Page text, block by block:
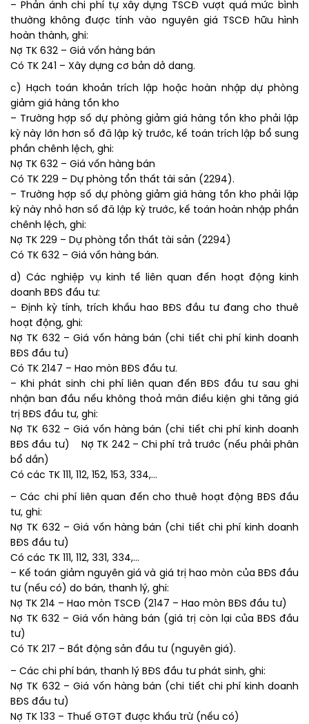
– Phản ánh chi phí tự xây dựng TSCĐ vượt quá mức bình
thường không được tính vào nguyên giá TSCĐ hữu hình
hoàn thành, ghi:
Nợ TK 632 – Giá vốn hàng bán
Có TK 241 – Xây dựng cơ bản dở dang.
c) Hạch toán khoản trích lập hoặc hoàn nhập dự phòng
giảm giá hàng tồn kho
– Trường hợp số dự phòng giảm giá hàng tồn kho phải lập
kỳ này lớn hơn số đã lập kỳ trước, kế toán trích lập bổ sung
phần chênh lệch, ghi:
Nợ TK 632 – Giá vốn hàng bán
Có TK 229 – Dự phòng tổn thất tài sản (2294).
– Trường hợp số dự phòng giảm giá hàng tồn kho phải lập
kỳ này nhỏ hơn số đã lập kỳ trước, kế toán hoàn nhập phần
chênh lệch, ghi:
Nợ TK 229 – Dự phòng tổn thất tài sản (2294)
Có TK 632 – Giá vốn hàng bán.
d) Các nghiệp vụ kinh tế liên quan đến hoạt động kinh
doanh BĐS đầu tư:
– Định kỳ tính, trích khấu hao BĐS đầu tư đang cho thuê
hoạt động, ghi:
Nợ TK 632 – Giá vốn hàng bán (chi tiết chi phí kinh doanh
BĐS đầu tư)
Có TK 2147 – Hao mòn BĐS đầu tư.
– Khi phát sinh chi phí liên quan đến BĐS đầu tư sau ghi
nhận ban đầu nếu không thoả mãn điều kiện ghi tăng giá
trị BĐS đầu tư, ghi:
Nợ TK 632 – Giá vốn hàng bán (chi tiết chi phí kinh doanh
BĐS đầu tư) Nợ TK 242 – Chi phí trả trước (nếu phải phân
bổ dần)
Có các TK 111, 112, 152, 153, 334,…
– Các chi phí liên quan đến cho thuê hoạt động BĐS đầu
tư, ghi:
Nợ TK 632 – Giá vốn hàng bán (chi tiết chi phí kinh doanh
BĐS đầu tư)
Có các TK 111, 112, 331, 334,…
– Kế toán giảm nguyên giá và giá trị hao mòn của BĐS đầu
tư (nếu có) do bán, thanh lý, ghi:
Nợ TK 214 – Hao mòn TSCĐ (2147 – Hao mòn BĐS đầu tư)
Nợ TK 632 – Giá vốn hàng bán (giá trị còn lại của BĐS đầu
tư)
Có TK 217 – Bất động sản đầu tư (nguyên giá).
– Các chi phí bán, thanh lý BĐS đầu tư phát sinh, ghi:
Nợ TK 632 – Giá vốn hàng bán (chi tiết chi phí kinh doanh
BĐS đầu tư)
Nợ TK 133 – Thuế GTGT được khấu trừ (nếu có)